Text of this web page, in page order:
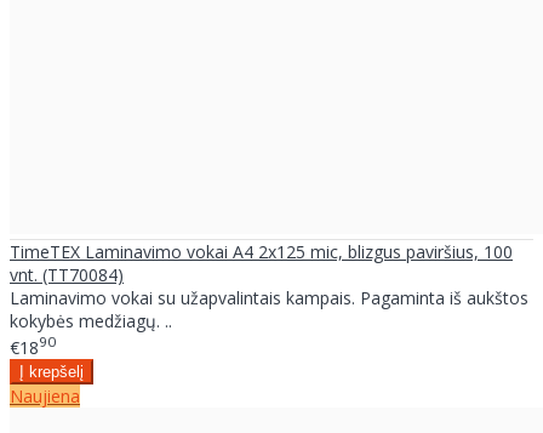
TimeTEX Laminavimo vokai A4 2x125 mic, blizgus paviršius, 100
vnt. (TT70084)
Laminavimo vokai su užapvalintais kampais. Pagaminta iš aukštos
kokybės medžiagų. ..
€1890
Naujiena